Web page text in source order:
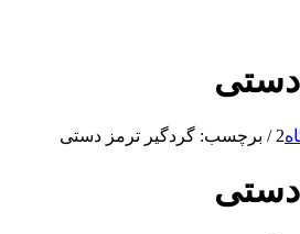
دستی
2
/ برچسب: گردگیر ترمز دستی
دستی